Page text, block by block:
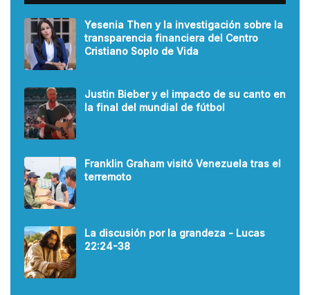
Yesenia Then y la investigación sobre la
transparencia financiera del Centro
Cristiano Soplo de Vida
Justin Bieber y el impacto de su canto en
la final del mundial de fútbol
Franklin Graham visitó Venezuela tras el
terremoto
La discusión por la grandeza - Lucas
22:24-38